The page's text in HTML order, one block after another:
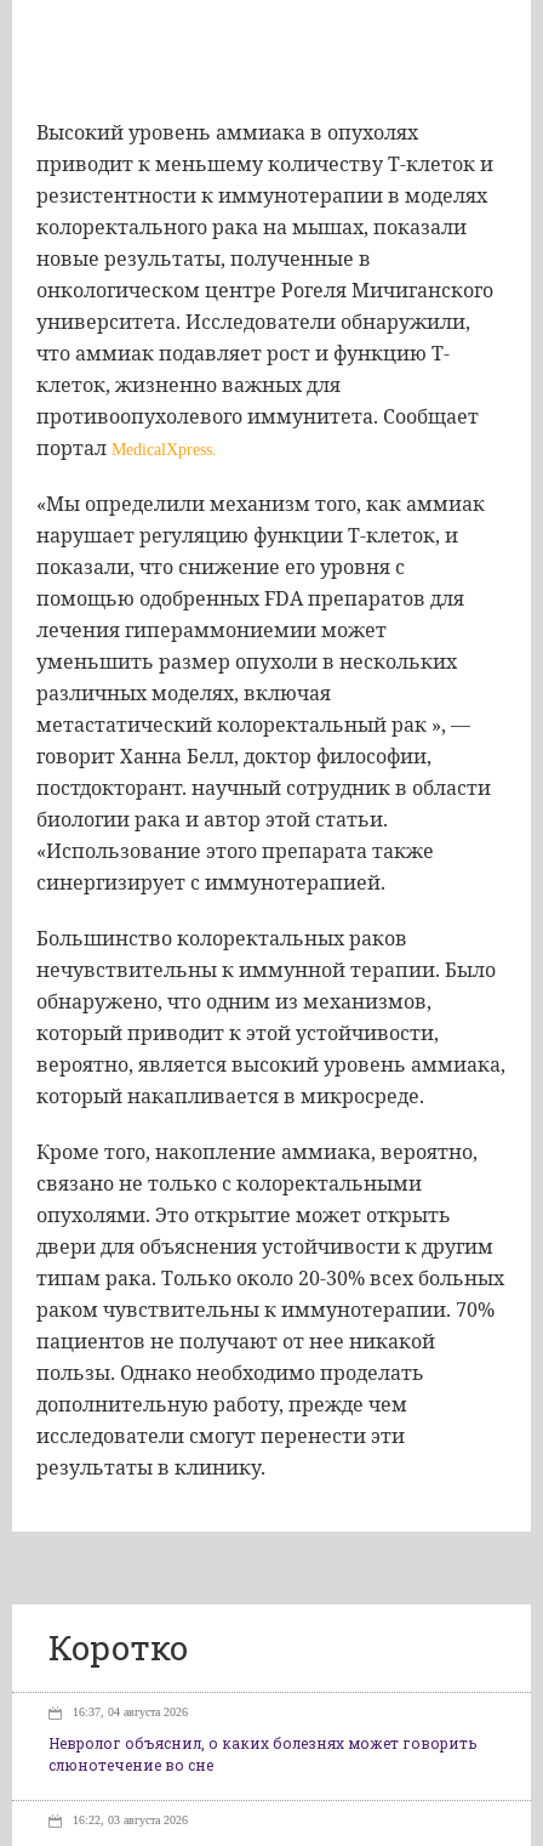
Высокий уровень аммиака в опухолях
приводит к меньшему количеству Т-клеток и
резистентности к иммунотерапии в моделях
колоректального рака на мышах, показали
новые результаты, полученные в
онкологическом центре Рогеля Мичиганского
университета. Исследователи обнаружили,
что аммиак подавляет рост и функцию Т-
клеток, жизненно важных для
противоопухолевого иммунитета. Сообщает
портал MedicalXpress.
«Мы определили механизм того, как аммиак
нарушает регуляцию функции Т-клеток, и
показали, что снижение его уровня с
помощью одобренных FDA препаратов для
лечения гипераммониемии может
уменьшить размер опухоли в нескольких
различных моделях, включая
метастатический колоректальный рак », —
говорит Ханна Белл, доктор философии,
постдокторант. научный сотрудник в области
биологии рака и автор этой статьи.
«Использование этого препарата также
синергизирует с иммунотерапией.
Большинство колоректальных раков
нечувствительны к иммунной терапии. Было
обнаружено, что одним из механизмов,
который приводит к этой устойчивости,
вероятно, является высокий уровень аммиака,
который накапливается в микросреде.
Кроме того, накопление аммиака, вероятно,
связано не только с колоректальными
опухолями. Это открытие может открыть
двери для объяснения устойчивости к другим
типам рака. Только около 20-30% всех больных
раком чувствительны к иммунотерапии. 70%
пациентов не получают от нее никакой
пользы. Однако необходимо проделать
дополнительную работу, прежде чем
исследователи смогут перенести эти
результаты в клинику.
Коротко
16:37, 04 августа 2026
Невролог объяснил, о каких болезнях может говорить
слюнотечение во сне
16:22, 03 августа 2026